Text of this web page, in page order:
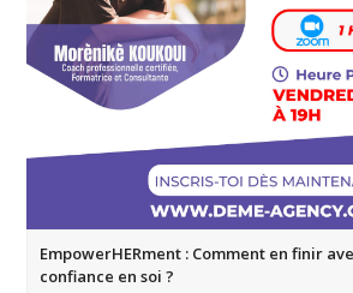
EmpowerHERment : Comment en finir
confiance en soi ?